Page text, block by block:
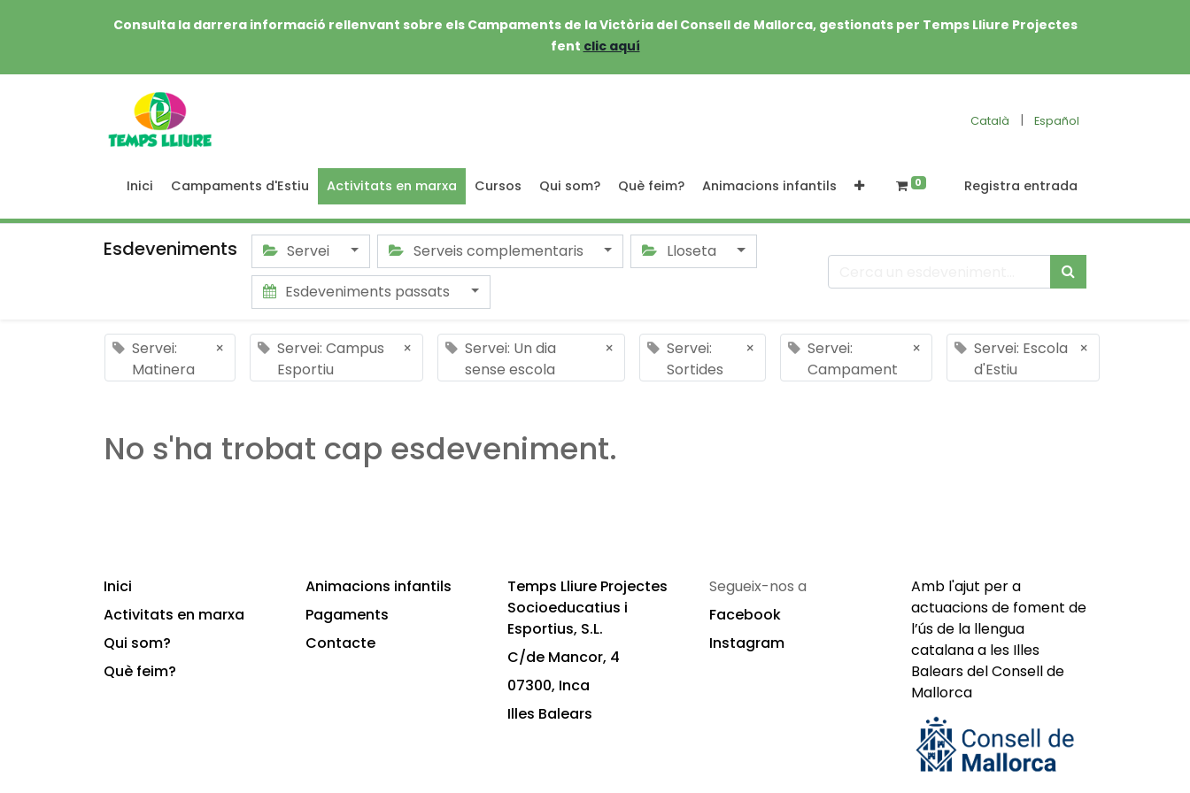
Consulta la darrera informació rellenvant sobre els Campaments de la Victòria del Consell de Mallorca, gestionats per Temps Lliure Projectes
fent clic aquí
Català | Español
Inici Campaments d'Estiu Activitats en marxa Cursos Qui som? Què feim? Animacions infantils 0 Registra entrada
Esdeveniments Servei Serveis complementaris
Lloseta
Esdeveniments passats
Servei:
Matinera
×
Servei: Campus
Esportiu
×
Servei: Un dia
sense escola
×
Servei:
Sortides
×
Servei:
Campament
×
Servei: Escola
d'Estiu
×
No s'ha trobat cap esdeveniment.
Inici
Activitats en marxa
Qui som?
Què feim?
Animacions infantils
Pagaments
Contacte
Temps Lliure Projectes
Socioeducatius i
Esportius, S.L.
C/de Mancor, 4
07300, Inca
Illes Balears
Segueix-nos a
Facebook
Instagram
Amb l'ajut per a
actuacions de foment de
l’ús de la llengua
catalana a les Illes
Balears del Consell de
Mallorca